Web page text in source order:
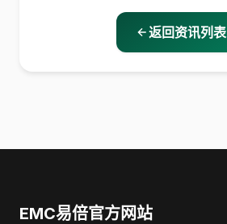
返回资讯列表
EMC易倍官方网站